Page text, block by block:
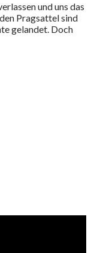
und uns das
Pragsattel sind
gelandet. Doch